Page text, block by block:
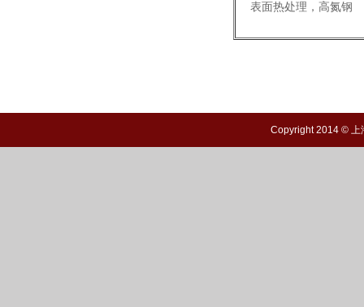
表面热处理 ， 高氮钢
Copyright 2014 © 上